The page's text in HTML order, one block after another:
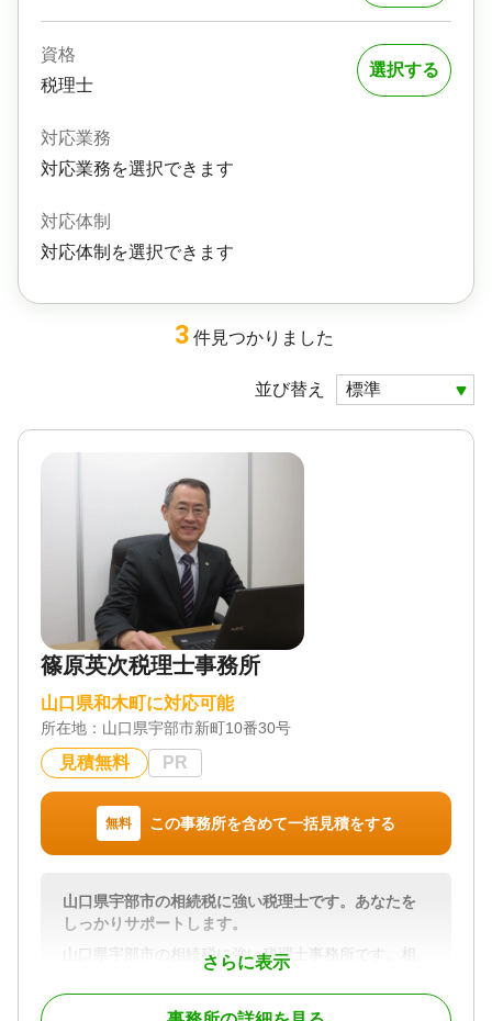
資格
税理士
対応業務
対応業務を選択できます
対応体制
対応体制を選択できます
選択する
3 件見つかりました
並び替え
篠原英次税理士事務所
山口県和木町に対応可能
所在地： 山口県宇部市新町10番30号
見積無料 PR
無料 この事務所を含めて一括見積をする
さらに表示
山口県宇部市の相続税に強い税理士です。あなたを
しっかりサポートします。
山口県宇部市の相続税に強い税理士事務所です。相
続税・贈与税等の資産税は専門性の高い税目です。
当事務所の所長は30年余り国税の職場で主に相続